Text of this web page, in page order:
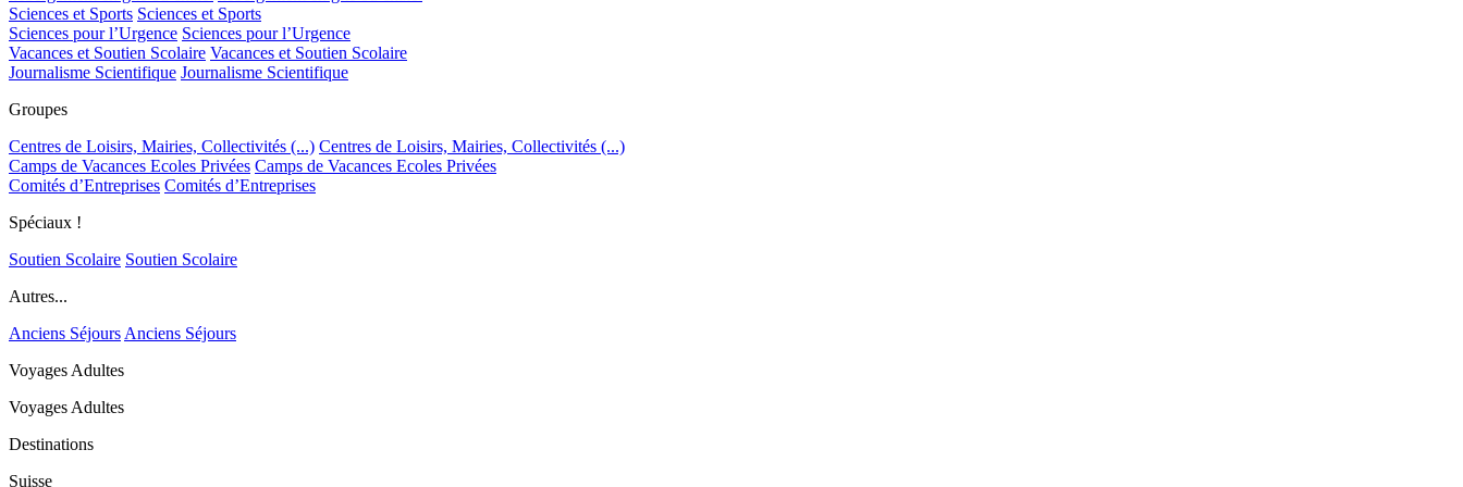
Sciences et Sports Sciences et Sports
Sciences pour l’Urgence Sciences pour l’Urgence
Vacances et Soutien Scolaire Vacances et Soutien Scolaire
Journalisme Scientifique Journalisme Scientifique
Groupes
Centres de Loisirs, Mairies, Collectivités (...) Centres de Loisirs, Mairies, Collectivités (...)
Camps de Vacances Ecoles Privées Camps de Vacances Ecoles Privées
Comités d’Entreprises Comités d’Entreprises
Spéciaux !
Soutien Scolaire Soutien Scolaire
Autres...
Anciens Séjours Anciens Séjours
Voyages Adultes
Voyages Adultes
Destinations
Suisse